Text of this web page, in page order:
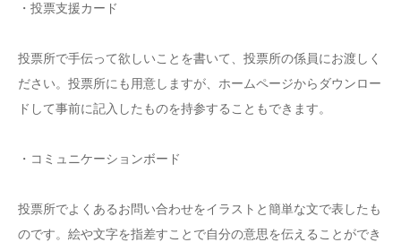
・投票支援カード
投票所で手伝って欲しいことを書いて、投票所の係員にお渡しく
ださい。投票所にも用意しますが、ホームページからダウンロー
ドして事前に記入したものを持参することもできます。
・コミュニケーションボード
投票所でよくあるお問い合わせをイラストと簡単な文で表したも
のです。絵や文字を指差すことで自分の意思を伝えることができ